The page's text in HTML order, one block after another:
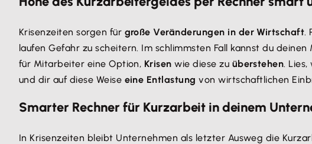
Krisenzeiten sorgen für große Veränderungen in der Wirtschaft.
laufen Gefahr zu scheitern. Im schlimmsten Fall kannst du
für Mitarbeiter eine Option, Krisen wie diese zu überstehen.
und dir auf diese Weise eine Entlastung von wirtschaftlichen
Smarter Rechner für Kurzarbeit in deinem
In Krisenzeiten bleibt Unternehmen als letzter Ausweg die